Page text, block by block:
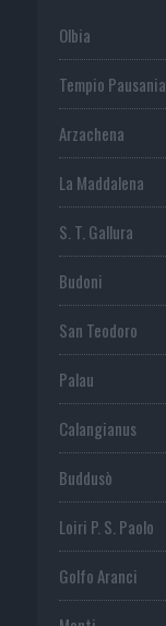
Olbia
Tempio Pausania
Arzachena
La Maddalena
S. T. Gallura
Budoni
San Teodoro
Palau
Calangianus
Buddusò
Loiri P. S. Paolo
Golfo Aranci